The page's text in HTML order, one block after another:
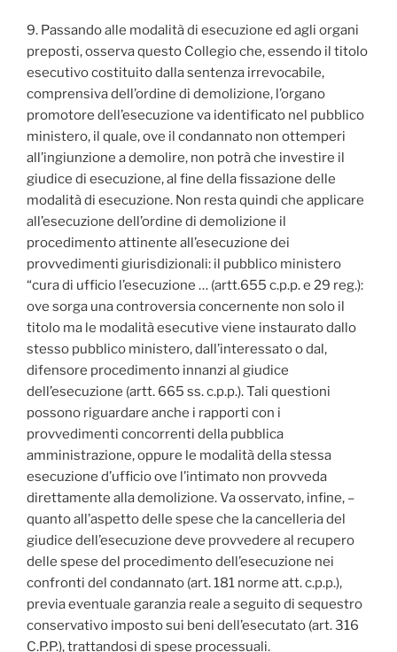
9. Passando alle modalità di esecuzione ed agli organi
preposti, osserva questo Collegio che, essendo il titolo
esecutivo costituito dalla sentenza irrevocabile,
comprensiva dell’ordine di demolizione, l’organo
promotore dell’esecuzione va identificato nel pubblico
ministero, il quale, ove il condannato non ottemperi
all’ingiunzione a demolire, non potrà che investire il
giudice di esecuzione, al fine della fissazione delle
modalità di esecuzione. Non resta quindi che applicare
all’esecuzione dell’ordine di demolizione il
procedimento attinente all’esecuzione dei
provvedimenti giurisdizionali: il pubblico ministero
“cura di ufficio l’esecuzione … (artt.655 c.p.p. e 29 reg.):
ove sorga una controversia concernente non solo il
titolo ma le modalità esecutive viene instaurato dallo
stesso pubblico ministero, dall’interessato o dal,
difensore procedimento innanzi al giudice
dell’esecuzione (artt. 665 ss. c.p.p.). Tali questioni
possono riguardare anche i rapporti con i
provvedimenti concorrenti della pubblica
amministrazione, oppure le modalità della stessa
esecuzione d’ufficio ove l’intimato non provveda
direttamente alla demolizione. Va osservato, infine, –
quanto all’aspetto delle spese che la cancelleria del
giudice dell’esecuzione deve provvedere al recupero
delle spese del procedimento dell’esecuzione nei
confronti del condannato (art. 181 norme att. c.p.p.),
previa eventuale garanzia reale a seguito di sequestro
conservativo imposto sui beni dell’esecutato (art. 316
C.P.P.), trattandosi di spese processuali.